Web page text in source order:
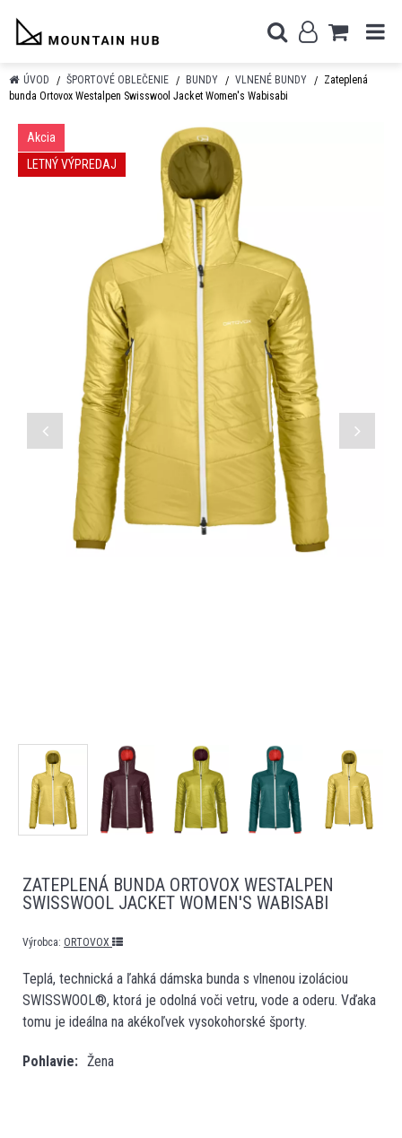
ÚVOD ŠPORTOVÉ OBLEČENIE BUNDY VLNENÉ BUNDY
Zateplená
bunda Ortovox Westalpen Swisswool Jacket Women's Wabisabi
Akcia
LETNÝ VÝPREDAJ
ZATEPLENÁ BUNDA ORTOVOX WESTALPEN
SWISSWOOL JACKET WOMEN'S WABISABI
Výrobca: ORTOVOX
Teplá, technická a ľahká dámska bunda s vlnenou izoláciou
SWISSWOOL®, ktorá je odolná voči vetru, vode a oderu. Vďaka
tomu je ideálna na akékoľvek vysokohorské športy.
Pohlavie Žena